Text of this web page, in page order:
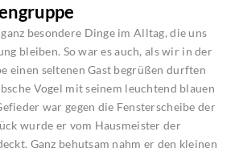
besondere Dinge im Alltag, die uns
bleiben. So war es auch, als wir in der
einen seltenen Gast begrüßen durften
Vogel mit seinem leuchtend blauen
war gegen die Fensterscheibe der
wurde er vom Hausmeister der
Ganz behutsam nahm er den kleinen